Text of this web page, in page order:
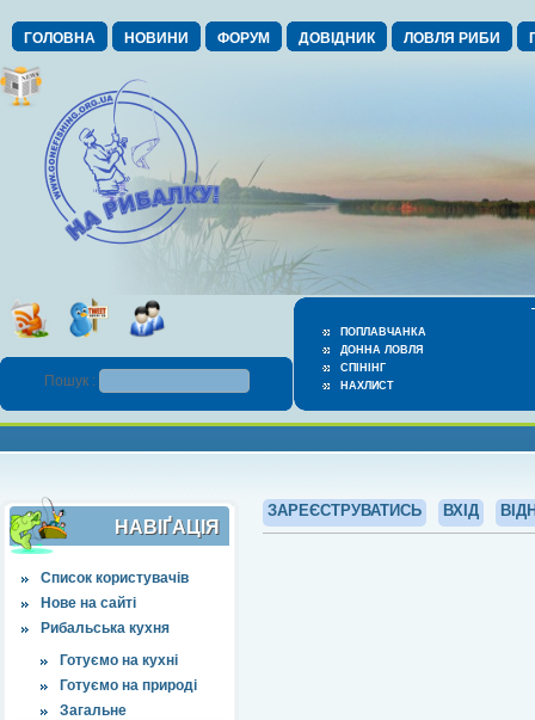
ГОЛОВНА НОВИНИ ФОРУМ ДОВІДНИК ЛОВЛЯ РИБИ
ПОПЛАВЧАНКА
ДОННА ЛОВЛЯ
СПІНІНГ
НАХЛИСТ
Пошук :
НАВІҐАЦІЯ
Список користувачів
Нове на сайті
Рибальська кухня
Готуємо на кухні
Готуємо на природі
Загальне
ЗАРЕЄСТРУВАТИСЬ ВХІД